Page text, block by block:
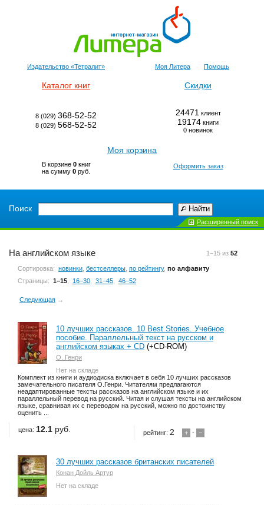
Издательство «Тетралит» Моя Литера Помощь
Каталог книг Скидки
8 (029) 368-52-52
8 (029) 568-52-52
24471 клиент
19174 книги
0 новинок
Моя корзина
В корзине 0книг
на сумму 0 руб.
Оформить заказ
Поиск Найти
Расширенный поиск
1−15 из 52
На английском языке
Сортировка: новинки бестселлеры по рейтингу, по алфавиту
Страницы: 1−15 16−30 31−45 46−52
Следующая →
10 лучших рассказов. 10 Best Stories. Учебное
пособие. Параллельный текст на русском и
английском языках + CD (+CD-ROM)
О. Генри
Нет на складе
Комплект из книги и аудиодиска включает в себя 10 лучших рассказов
замечательного писателя О.Генри. Читателям предлагаются
неадаптированные тексты рассказов на английском языке и их
параллельный перевод на русский. Читая и слушая тексты на английском
языке, сравнивая их с переводом на русский, можно по достоинству
оценить ...
рейтинг: 2 + - −
цена: 12.1 руб.
30 лучших рассказов британских писателей
Конан Дойль Артур
Нет на складе